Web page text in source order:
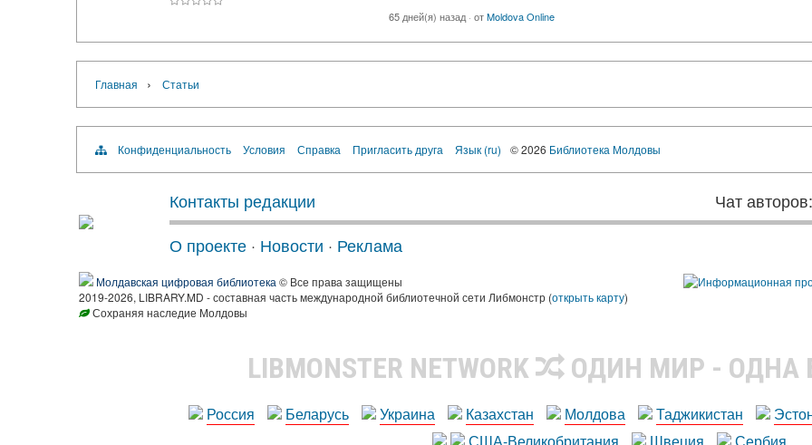
65 дней(я) назад · отMoldova Online
Главная › Статьи
Конфиденциальность Условия Справка Пригласить друга Язык (ru) © 2026 Библиотека Молдовы
Контакты редакции Чат авторов:
О проекте · Новости · Реклама
Молдавская цифровая библиотека © Все права защищены
2019-2026, LIBRARY.MD - составная часть международной библиотечной сети Либмонстр (открыть карту)
Сохраняя наследие Молдовы
LIBMONSTER NETWORK ОДИН МИР - ОДНА
Россия Беларусь Украина Казахстан Молдова Таджикистан